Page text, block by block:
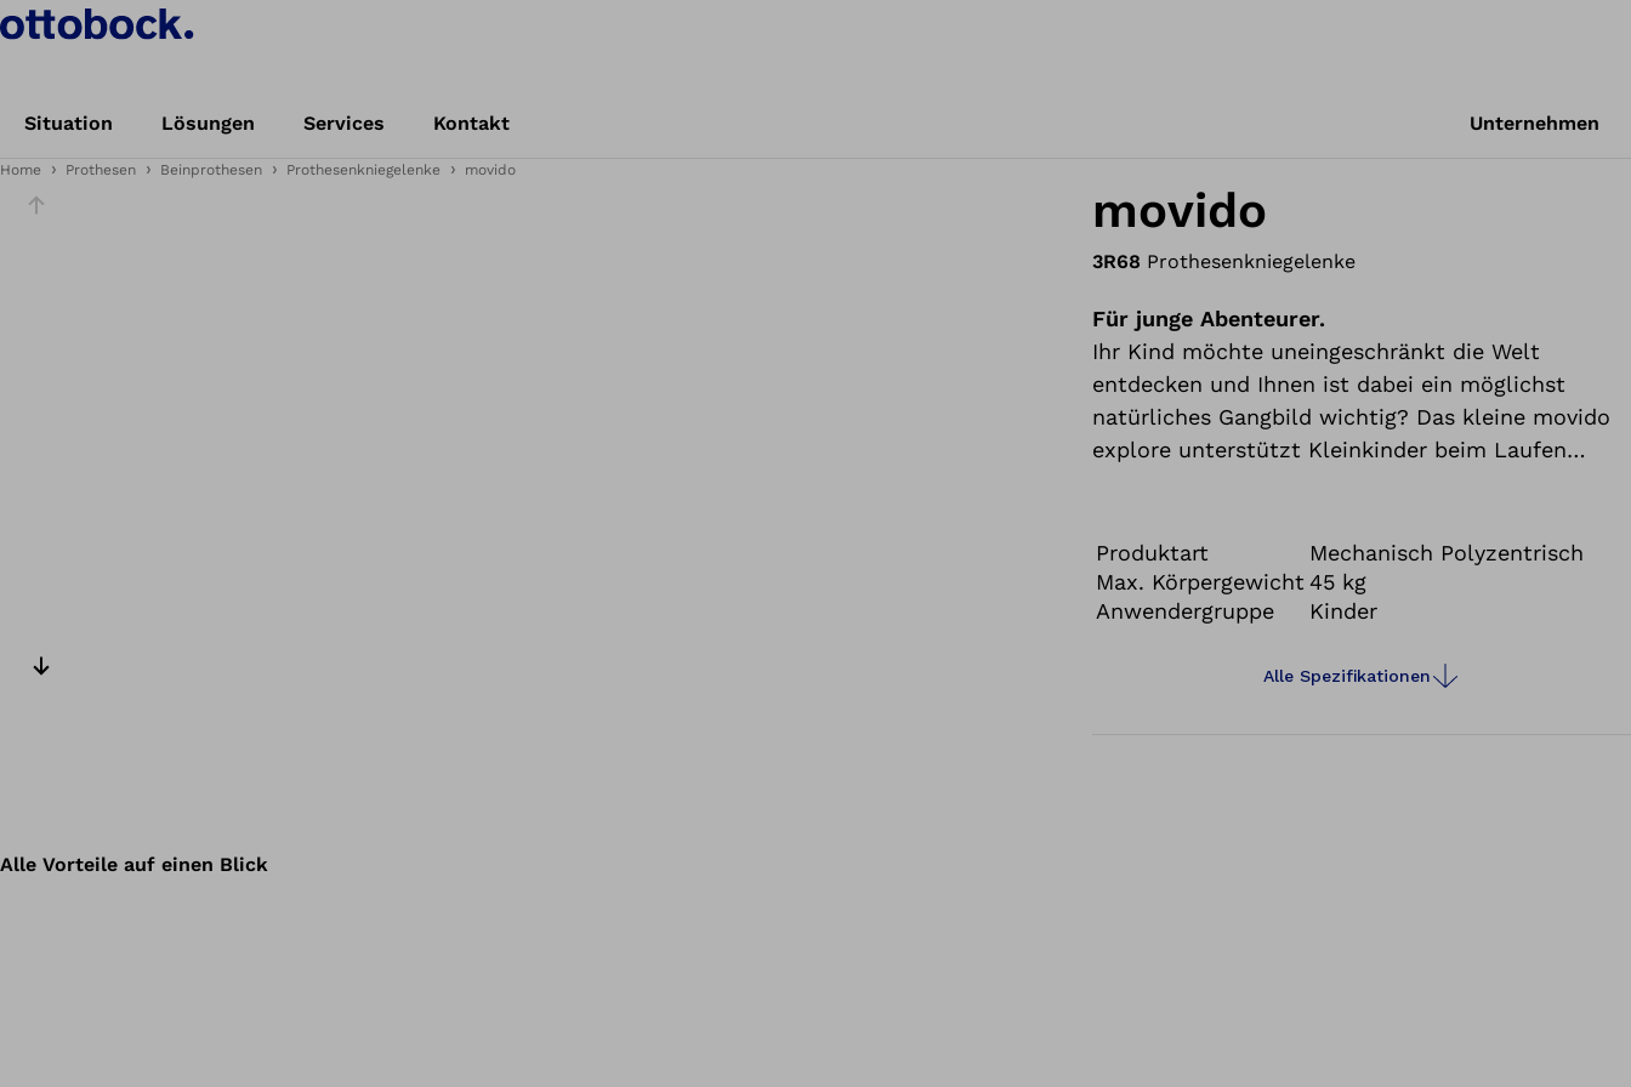
Situation Lösungen Services Kontakt Unternehmen
Home Prothesen Beinprothesen Prothesenkniegelenke movido
Slider movido
3R68 Prothesenkniegelenke
Für junge Abenteurer.
Ihr Kind möchte uneingeschränkt die Welt
entdecken und Ihnen ist dabei ein möglichst
natürliches Gangbild wichtig? Das kleine movido
explore unterstützt Kleinkinder beim Laufen
größere movido play bietet Schulkindern
vielfältige Möglichkeiten beim Spielen und
Entdecken.
Produktart
Mechanisch Polyzentrisch
Max. Körpergewicht 45 kg
Anwendergruppe
Kinder
Alle Spezifikationen
Alle Vorteile auf einen Blick